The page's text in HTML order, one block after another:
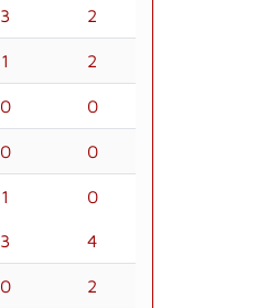
3 2
1 2
0 0
0 0
1 0
3 4
0 2